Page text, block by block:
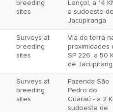
breeding
sites
Lençol, a 14
a sudoeste
Jacupiranga
Surveys at
breeding
sites
Via de terra
proximidades
SP 226, a 50
de
Surveys at
breeding
sites
Fazenda São
Pedro do
Guaraú - a 2
sudoeste de